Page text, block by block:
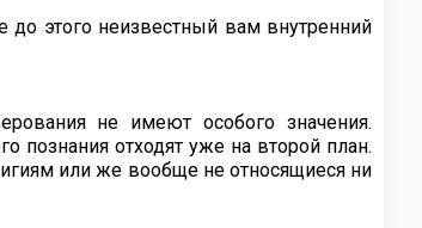
этого неизвестный вам внутренний
не имеют особого значения.
познания отходят уже на второй план.
или же вообще не относящиеся ни